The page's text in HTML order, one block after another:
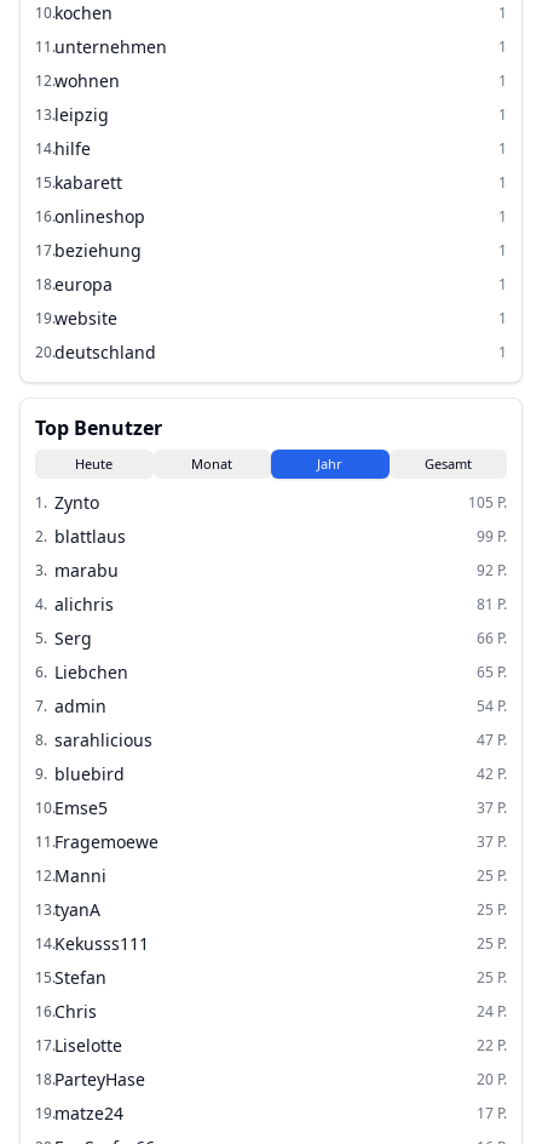
10.kochen
1
11.unternehmen
1
12.wohnen
1
13.leipzig
1
14.hilfe
1
15.kabarett
1
16.onlineshop
1
17.beziehung
1
18.europa
1
19.website
1
20.deutschland 1
Top Benutzer
Heute Monat Jahr Gesamt
1. Zynto 105 P.
2. blattlaus 99 P.
3. marabu 92 P.
4. alichris 81 P.
5. Serg 66 P.
6. Liebchen 65 P.
7. admin 54 P.
8. sarahlicious 47 P.
9. bluebird 42 P.
10.Emse5 37 P.
11.Fragemoewe 37 P.
12.Manni 25 P.
13.tyanA 25 P.
14.Kekusss111 25 P.
15.Stefan 25 P.
16.Chris 24 P.
17.Liselotte 22 P.
18.ParteyHase 20 P.
19.matze24 17 P.